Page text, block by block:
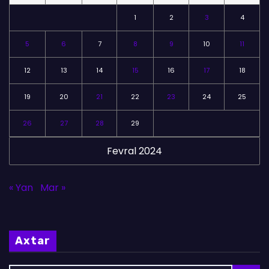
Fevral 2024
1 2 3 4
5 6 7 8 9 10 11
12 13 14 15 16 17 18
19 20 21 22 23 24 25
26 27 28 29
« Yan Mar »
Axtar